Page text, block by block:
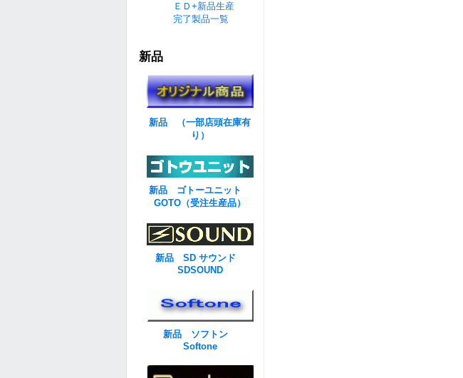
ＥＤ+新品生産
完了製品一覧
新品
新品 （一部店頭在庫有
り）
新品 ゴトーユニット
GOTO（受注生産品）
新品 SD サウンド
SDSOUND
新品 ソフトン
Softone